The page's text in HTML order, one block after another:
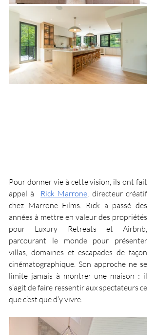
Pour donner vie à cette vision, ils ont fait
appel à Rick Marrone , directeur créatif
chez Marrone Films. Rick a passé des
années à mettre en valeur des propriétés
pour Luxury Retreats et Airbnb,
parcourant le monde pour présenter
villas, domaines et escapades de façon
cinématographique. Son approche ne se
limite jamais à montrer une maison : il
s’agit de faire ressentir aux spectateurs ce
que c’est que d’y vivre.